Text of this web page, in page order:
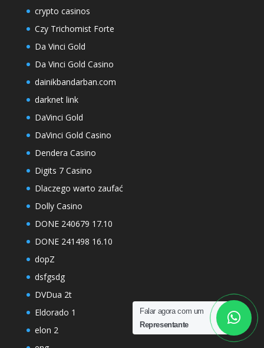
Falar agora com um
Representante
crypto casinos
Czy Trichomist Forte
Da Vinci Gold
Da Vinci Gold Casino
dainikbandarban.com
darknet link
DaVinci Gold
DaVinci Gold Casino
Dendera Casino
Digits 7 Casino
Dlaczego warto zaufać
Dolly Casino
DONE 240679 17.10
DONE 241498 16.10
dopZ
dsfgsdg
DVDua 2t
Eldorado 1
elon 2